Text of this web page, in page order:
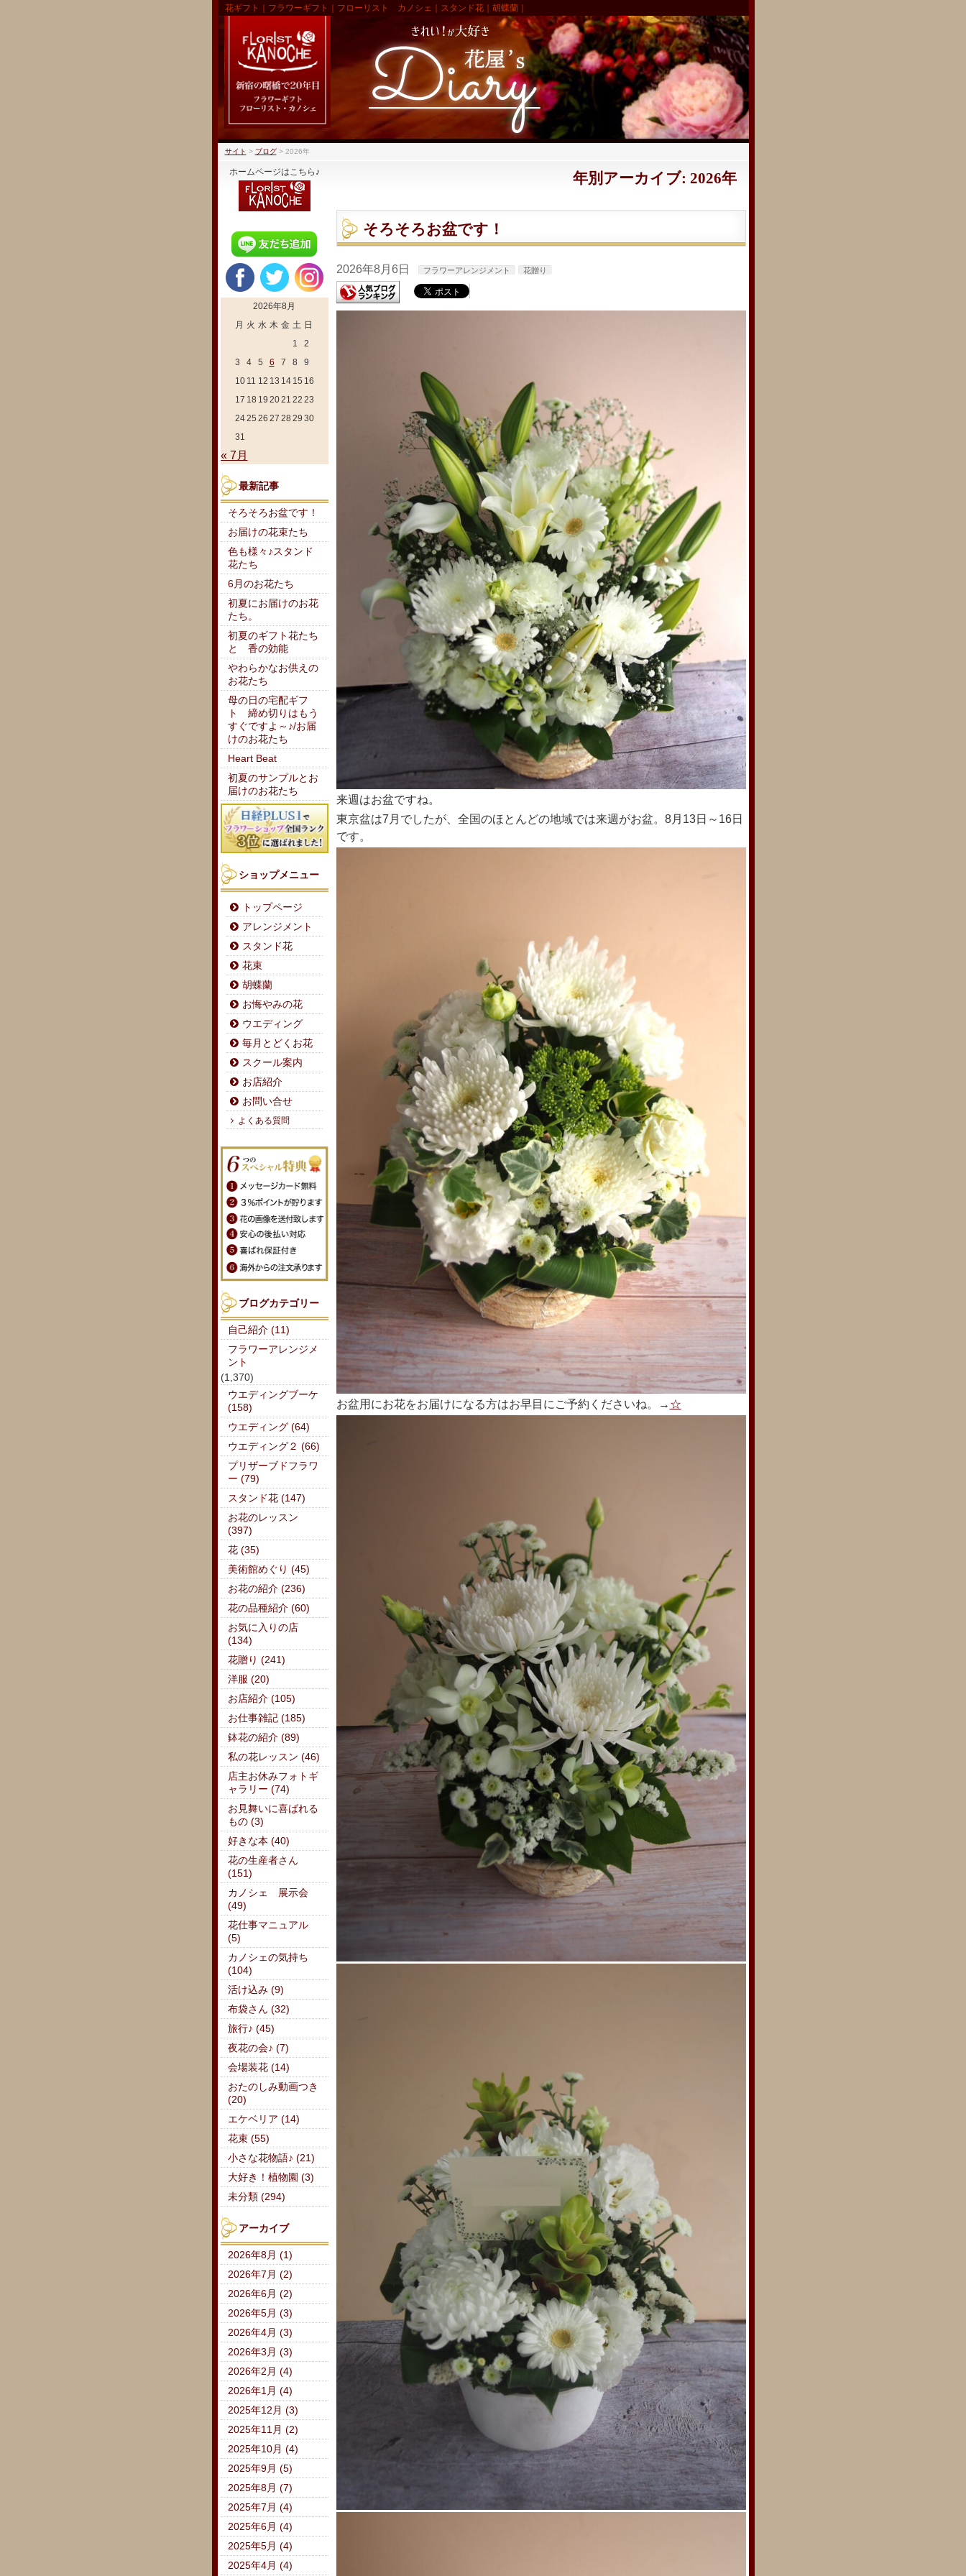
花ギフト｜フラワーギフト｜フローリスト カノシェ｜スタンド花｜胡蝶蘭｜
サイト > ブログ> 2026年
年別アーカイブ: 2026年
そろそろお盆です！
2026年8月6日 フラワーアレンジメント 花贈り
来週はお盆ですね。
東京盆は7月でしたが、全国のほとんどの地域では来週がお盆。8月13日～16日
です。
お盆用にお花をお届けになる方はお早目にご予約くださいね。→ ☆
ホームページはこちら♪
2026年8月
月 火 水 木 金 土 日
1
2
3
4 5 6 7 8
9
10 11 12 13 14 15 16
17 18 19 2021 22 23
2425 26 27 28 29 30
31
« 7月
最新記事
そろそろお盆です！
お届けの花束たち
色も様々♪スタンド
花たち
6月のお花たち
初夏にお届けのお花
たち。
初夏のギフト花たち
と 香の効能
やわらかなお供えの
お花たち
母の日の宅配ギフ
ト 締め切りはもう
すぐですよ～♪/お届
けのお花たち
Heart Beat
初夏のサンプルとお
届けのお花たち
ショップメニュー
トップページ
アレンジメント
スタンド花
花束
胡蝶蘭
お悔やみの花
ウエディング
毎月とどくお花
スクール案内
お店紹介
お問い合せ
よくある質問
ブログカテゴリー
自己紹介 (11)
フラワーアレンジメ
ント
(1,370)
ウエディングブーケ
(158)
ウエディング (64)
ウエディング２ (66)
プリザーブドフラワ
ー (79)
スタンド花 (147)
お花のレッスン
(397)
花 (35)
美術館めぐり (45)
お花の紹介 (236)
花の品種紹介 (60)
お気に入りの店
(134)
花贈り (241)
洋服 (20)
お店紹介 (105)
お仕事雑記 (185)
鉢花の紹介 (89)
私の花レッスン (46)
店主お休みフォトギ
ャラリー (74)
お見舞いに喜ばれる
もの (3)
好きな本 (40)
花の生産者さん
(151)
カノシェ 展示会
(49)
花仕事マニュアル
(5)
カノシェの気持ち
(104)
活け込み (9)
布袋さん (32)
旅行♪ (45)
夜花の会♪ (7)
会場装花 (14)
おたのしみ動画つき
(20)
エケベリア (14)
花束 (55)
小さな花物語♪ (21)
大好き！植物園 (3)
未分類 (294)
アーカイブ
2026年8月 (1)
2026年7月 (2)
2026年6月 (2)
2026年5月 (3)
2026年4月 (3)
2026年3月 (3)
2026年2月 (4)
2026年1月 (4)
2025年12月 (3)
2025年11月 (2)
2025年10月 (4)
2025年9月 (5)
2025年8月 (7)
2025年7月 (4)
2025年6月 (4)
2025年5月 (4)
2025年4月 (4)